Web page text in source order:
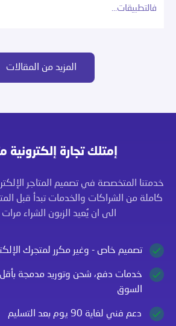
فالتطبيقات…
المزيد من المقالات
إمتلك تجارة إلكترونية
خدمتنا المتخصصة في تصميم المتاجر
كاملة من الشراكات والخدمات تبدأ قبل
الى ان يُعيد الزبون الشراء
تصميم خاص - وغير مكرر لمتجرك
خدمات دفع، شحن وتوريد مدمجة
السوق
دعم فني لغاية 90 يوم بعد التسليم